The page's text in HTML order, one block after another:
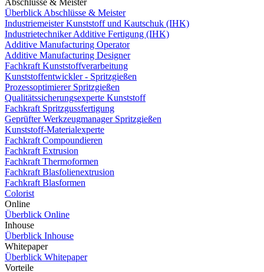
Überblick Abschlüsse & Meister
Industriemeister Kunststoff und Kautschuk (IHK)
Industrietechniker Additive Fertigung (IHK)
Additive Manufacturing Operator
Additive Manufacturing Designer
Fachkraft Kunststoffverarbeitung
Kunststoffentwickler - Spritzgießen
Prozessoptimierer Spritzgießen
Qualitätssicherungsexperte Kunststoff
Fachkraft Spritzgussfertigung
Geprüfter Werkzeugmanager Spritzgießen
Kunststoff-Materialexperte
Fachkraft Compoundieren
Fachkraft Extrusion
Fachkraft Thermoformen
Fachkraft Blasfolienextrusion
Fachkraft Blasformen
Colorist
Online
Überblick Online
Inhouse
Überblick Inhouse
Whitepaper
Überblick Whitepaper
Vorteile